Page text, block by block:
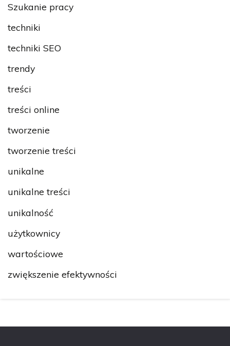
Szukanie pracy
techniki
techniki SEO
trendy
treści
treści online
tworzenie
tworzenie treści
unikalne
unikalne treści
unikalność
użytkownicy
wartościowe
zwiększenie efektywności